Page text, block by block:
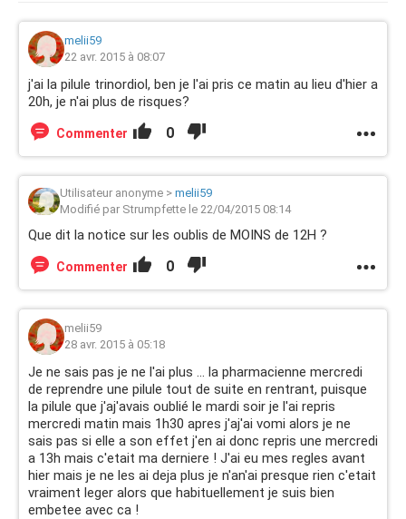
melii59
22 avr. 2015 à 08:07
j'ai la pilule trinordiol, ben je l'ai pris ce matin au lieu d'hier a
20h, je n'ai plus de risques?
Commenter 0
Utilisateur anonyme > melii59
Modifié par Strumpfette le 22/04/2015 08:14
Que dit la notice sur les oublis de MOINS de 12H ?
Commenter 0
melii59
28 avr. 2015 à 05:18
Je ne sais pas je ne l'ai plus ... la pharmacienne mercredi
de reprendre une pilule tout de suite en rentrant, puisque
la pilule que j'aj'avais oublié le mardi soir je l'ai repris
mercredi matin mais 1h30 apres j'aj'ai vomi alors je ne
sais pas si elle a son effet j'en ai donc repris une mercredi
a 13h mais c'etait ma derniere ! J'ai eu mes regles avant
hier mais je ne les ai deja plus je n'an'ai presque rien c'etait
vraiment leger alors que habituellement je suis bien
embetee avec ca !